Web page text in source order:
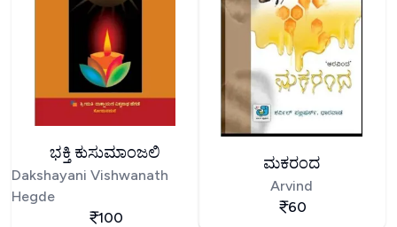
ಭಕ್ತಿ ಕುಸುಮಾಂಜಲಿ
Dakshayani Vishwanath
Hegde
100
ಮಕರಂದ
Arvind
60